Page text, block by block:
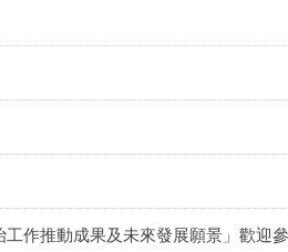
作推動成果及未來發展願景」歡迎